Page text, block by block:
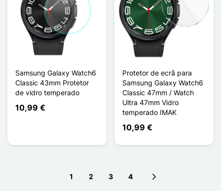
Samsung Galaxy Watch6
Classic 43mm Protetor
de vidro temperado
10,99 €
Protetor de ecrã para
Samsung Galaxy Watch6
Classic 47mm / Watch
Ultra 47mm Vidro
temperado IMAK
10,99 €
1 2 3 4